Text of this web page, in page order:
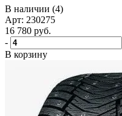
В наличии (4)
Арт: 230275
16 780 руб.
-
В корзину